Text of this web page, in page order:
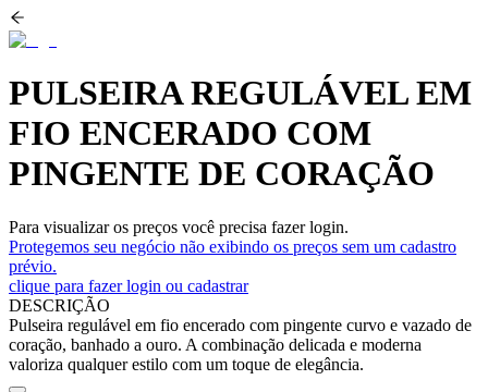
PULSEIRA REGULÁVEL EM
FIO ENCERADO COM
PINGENTE DE CORAÇÃO
Para visualizar os preços você precisa fazer login.
Protegemos seu negócio não exibindo os preços sem um cadastro
prévio.
clique para fazer login ou cadastrar
DESCRIÇÃO
Pulseira regulável em fio encerado com pingente curvo e vazado de
coração, banhado a ouro. A combinação delicada e moderna
valoriza qualquer estilo com um toque de elegância.